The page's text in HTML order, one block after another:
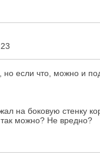
если что, можно и
на боковую стенку
можно? Не вредно?